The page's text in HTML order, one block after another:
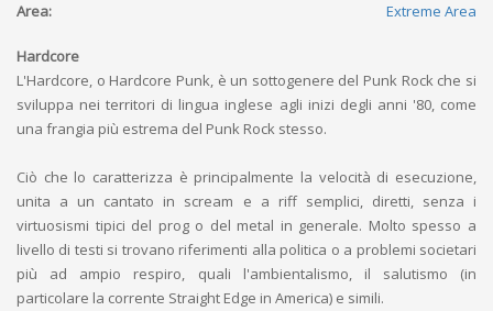
Area: Extreme Area
Hardcore
L'Hardcore, o Hardcore Punk, è un sottogenere del Punk Rock che si
sviluppa nei territori di lingua inglese agli inizi degli anni '80, come
una frangia più estrema del Punk Rock stesso.
Ciò che lo caratterizza è principalmente la velocità di esecuzione,
unita a un cantato in scream e a riff semplici, diretti, senza i
virtuosismi tipici del prog o del metal in generale. Molto spesso a
livello di testi si trovano riferimenti alla politica o a problemi societari
più ad ampio respiro, quali l'ambientalismo, il salutismo (in
particolare la corrente Straight Edge in America) e simili.